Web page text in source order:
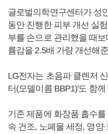
글로벌의학연구센터가 성
동안 진행한 피부 개선 실
부를 손으로 관리했을 때
륨감을 2.5배 가량 개선해
LG전자는 초음파 클렌저
터(모델이름 BBP1)'도 함
기존 제품에 화장품 흡수
속 건조, 노폐물 세정, 영양